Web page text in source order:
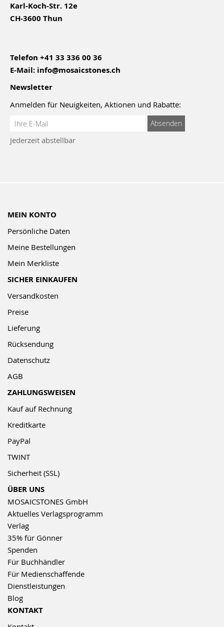
Karl-Koch-Str. 12e
CH-3600 Thun
Telefon +41 33 336 00 36
E-Mail: info@mosaicstones.ch
Newsletter
Anmelden für Neuigkeiten, Aktionen und Rabatte:
Anmeldung
Newsletter:
Absenden
Jederzeit abstellbar
MEIN KONTO
Persönliche Daten
Meine Bestellungen
Mein Merkliste
SICHER EINKAUFEN
Versandkosten
Preise
Lieferung
Rücksendung
Datenschutz
AGB
ZAHLUNGSWEISEN
Kauf auf Rechnung
Kreditkarte
PayPal
TWINT
Sicherheit (SSL)
ÜBER UNS
MOSAICSTONES GmbH
Aktuelles Verlagsprogramm
Verlag
35% für Gönner
Spenden
Für Buchhändler
Für Medienschaffende
Dienstleistungen
Blog
KONTAKT